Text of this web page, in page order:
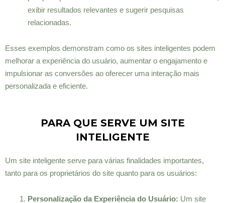
exibir resultados relevantes e sugerir pesquisas
relacionadas.
Esses exemplos demonstram como os sites inteligentes podem
melhorar a experiência do usuário, aumentar o engajamento e
impulsionar as conversões ao oferecer uma interação mais
personalizada e eficiente.
PARA QUE SERVE UM SITE
INTELIGENTE
Um site inteligente serve para várias finalidades importantes,
tanto para os proprietários do site quanto para os usuários:
Personalização da Experiência do Usuário: Um site